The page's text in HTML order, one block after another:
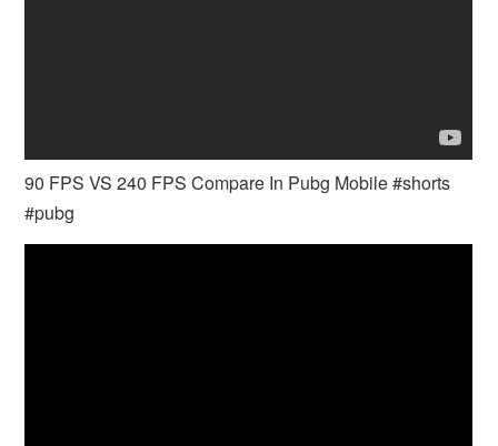
90 FPS VS 240 FPS Compare In Pubg Mobile #shorts
#pubg